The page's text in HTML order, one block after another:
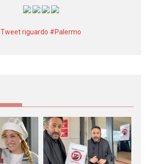
Tweet riguardo #Palermo